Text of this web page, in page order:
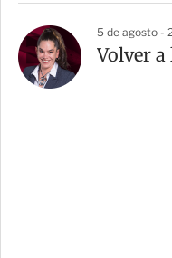
5 de agosto -
Volver a